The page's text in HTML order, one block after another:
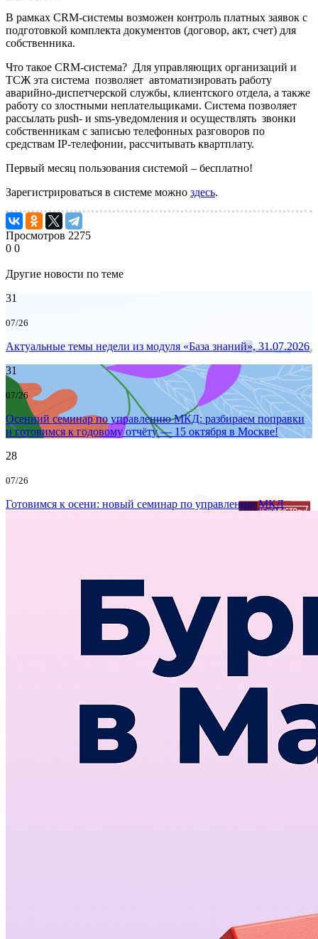
В рамках CRM-системы возможен контроль платных заявок с
подготовкой комплекта документов (договор, акт, счет) для
собственника.
Что такое CRM-система? Для управляющих организаций и
ТСЖ эта система позволяет автоматизировать работу
аварийно-диспетчерской службы, клиентского отдела, а также
работу со злостными неплательщиками. Система позволяет
рассылать push- и sms-уведомления и осуществлять звонки
собственникам с записью телефонных разговоров по
средствам IP-телефонии, рассчитывать квартплату.
Первый месяц пользования системой – бесплатно!
Зарегистрироваться в системе можно здесь.
Просмотров 2275
0 0
Другие новости по теме
31
07/26
Актуальные темы недели из модуля «База знаний», 31.07.2026
31
07/26
Осенний семинар по управлению МКД: разбираем поправки
и готовимся к годовому отчёту — 15 октября в Москве!
28
07/26
Готовимся к осени: новый семинар по управлению МКД